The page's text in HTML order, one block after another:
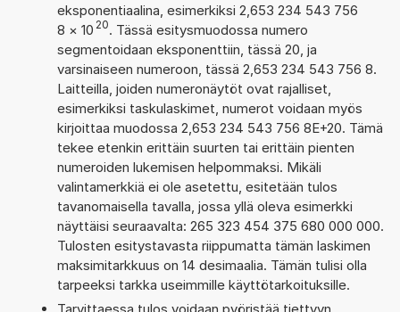
eksponentiaalina, esimerkiksi 2,653 234 543 756
8 × 10 20. Tässä esitysmuodossa numero
segmentoidaan eksponenttiin, tässä 20, ja
varsinaiseen numeroon, tässä 2,653 234 543 756 8.
Laitteilla, joiden numeronäytöt ovat rajalliset,
esimerkiksi taskulaskimet, numerot voidaan myös
kirjoittaa muodossa 2,653 234 543 756 8E+20. Tämä
tekee etenkin erittäin suurten tai erittäin pienten
numeroiden lukemisen helpommaksi. Mikäli
valintamerkkiä ei ole asetettu, esitetään tulos
tavanomaisella tavalla, jossa yllä oleva esimerkki
näyttäisi seuraavalta: 265 323 454 375 680 000 000.
Tulosten esitystavasta riippumatta tämän laskimen
maksimitarkkuus on 14 desimaalia. Tämän tulisi olla
tarpeeksi tarkka useimmille käyttötarkoituksille.
Tarvittaessa tulos voidaan pyöristää tiettyyn